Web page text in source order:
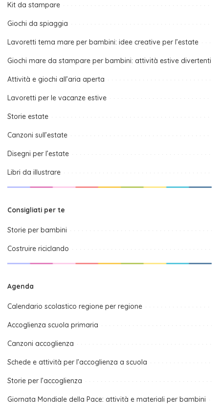
Kit da stampare
Giochi da spiaggia
Lavoretti tema mare per bambini: idee creative per l’estate
Giochi mare da stampare per bambini: attività estive divertenti
Attività e giochi all’aria aperta
Lavoretti per le vacanze estive
Storie estate
Canzoni sull’estate
Disegni per l’estate
Libri da illustrare
Consigliati per te
Storie per bambini
Costruire riciclando
Agenda
Calendario scolastico regione per regione
Accoglienza scuola primaria
Canzoni accoglienza
Schede e attività per l’accoglienza a scuola
Storie per l’accoglienza
Giornata Mondiale della Pace: attività e materiali per bambini